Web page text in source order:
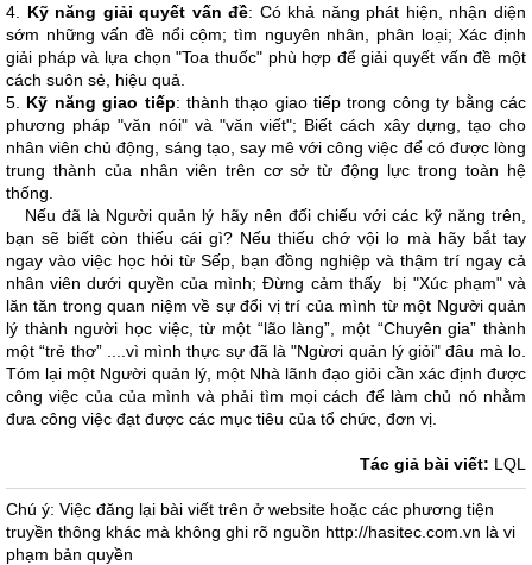
4. Kỹ năng giải quyết vấn đề: Có khả năng phát hiện, nhận diện
sớm những vấn đề nổi cộm; tìm nguyên nhân, phân loại; Xác định
giải pháp và lựa chọn "Toa thuốc" phù hợp để giải quyết vấn đề một
cách suôn sẻ, hiệu quả.
5. Kỹ năng giao tiếp: thành thạo giao tiếp trong công ty bằng các
phương pháp "văn nói" và "văn viết"; Biết cách xây dựng, tạo cho
nhân viên chủ động, sáng tạo, say mê với công việc để có được lòng
trung thành của nhân viên trên cơ sở từ động lực trong toàn hệ
thống.
Nếu đã là Người quản lý hãy nên đối chiếu với các kỹ năng trên,
bạn sẽ biết còn thiếu cái gì? Nếu thiếu chớ vội lo mà hãy bắt tay
ngay vào việc học hỏi từ Sếp, bạn đồng nghiệp và thậm trí ngay cả
nhân viên dưới quyền của mình; Đừng cảm thấy bị "Xúc phạm" và
lăn tăn trong quan niệm về sự đổi vị trí của mình từ một Người quản
lý thành người học việc, từ một “lão làng”, một “Chuyên gia” thành
một “trẻ thơ” ....vì mình thực sự đã là "Ngừơi quản lý giỏi" đâu mà lo.
Tóm lại một Người quản lý, một Nhà lãnh đạo giỏi cần xác định được
công việc của của mình và phải tìm mọi cách để làm chủ nó nhằm
đưa công việc đạt được các mục tiêu của tổ chức, đơn vị.
Tác giả bài viết: LQL
Chú ý: Việc đăng lại bài viết trên ở website hoặc các phương tiện
truyền thông khác mà không ghi rõ nguồn http://hasitec.com.vn là vi
phạm bản quyền